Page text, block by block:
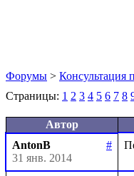
Форумы > Консультация
Страницы: 1 2 3 4 5 6 7 8
Автор
AntonB
#
31 янв. 2014